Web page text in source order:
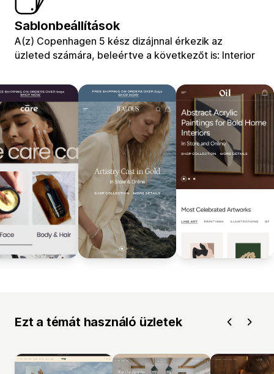
Sablonbeállítások
A(z) Copenhagen 5 kész dizájnnal érkezik az
üzleted számára, beleértve a következőt is: Interior
Ezt a témát használó üzletek